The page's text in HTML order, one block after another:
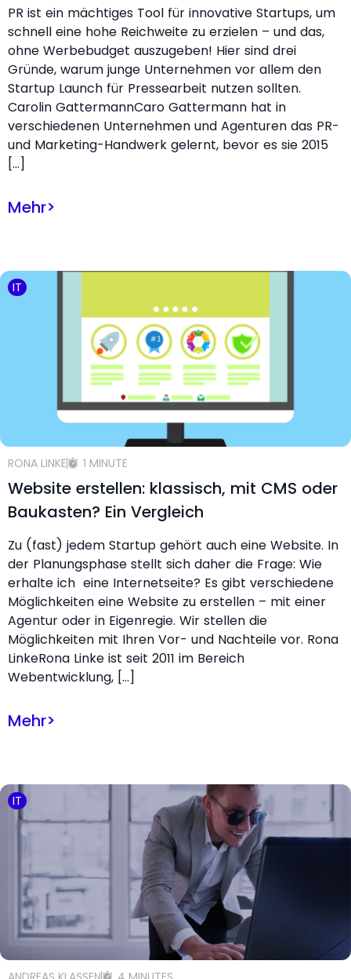
PR ist ein mächtiges Tool für innovative Startups, um
schnell eine hohe Reichweite zu erzielen – und das,
ohne Werbebudget auszugeben! Hier sind drei
Gründe, warum junge Unternehmen vor allem den
Startup Launch für Pressearbeit nutzen sollten.
Carolin GattermannCaro Gattermann hat in
verschiedenen Unternehmen und Agenturen das PR-
und Marketing-Handwerk gelernt, bevor es sie 2015
[…]
Mehr>
IT
RONA LINKE 1 MINUTE
Website erstellen: klassisch, mit CMS oder
Baukasten? Ein Vergleich
Zu (fast) jedem Startup gehört auch eine Website. In
der Planungsphase stellt sich daher die Frage: Wie
erhalte ich eine Internetseite? Es gibt verschiedene
Möglichkeiten eine Website zu erstellen – mit einer
Agentur oder in Eigenregie. Wir stellen die
Möglichkeiten mit Ihren Vor- und Nachteile vor. Rona
LinkeRona Linke ist seit 2011 im Bereich
Webentwicklung, […]
Mehr>
IT